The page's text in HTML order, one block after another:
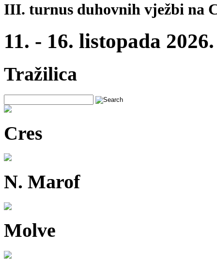
III. turnus duhovnih vježbi na
11. - 16. listopada 2026.
Tražilica
Cres
N. Marof
Molve